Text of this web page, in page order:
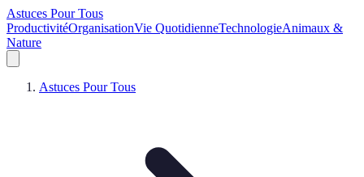
Astuces Pour Tous
ProductivitéOrganisationVie QuotidienneTechnologieAnimaux &
Nature
Astuces Pour Tous